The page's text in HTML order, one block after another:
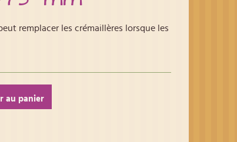
remplacer les crémaillères lorsque les
au panier